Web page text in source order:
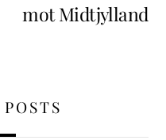
mot Midtjylland